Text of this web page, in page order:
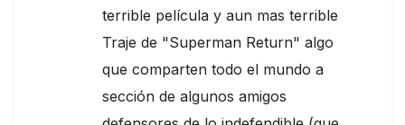
terrible película y aun mas terrible
Traje de "Superman Return" algo
que comparten todo el mundo a
sección de algunos amigos